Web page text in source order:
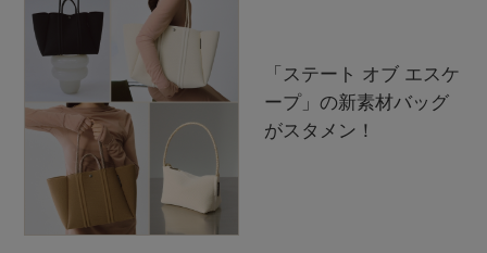
「ステート オブ エスケ
ープ」の新素材バッグ
がスタメン！